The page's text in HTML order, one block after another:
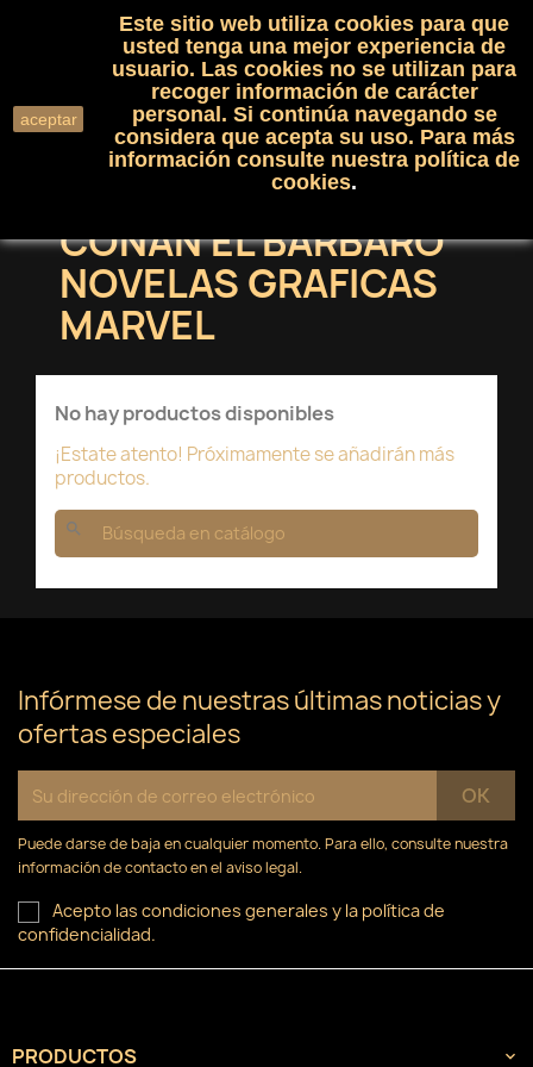
add_circle_outline Crear nueva lista
Crear lista de deseos ×
Cancelar
((modalTitle)) ×
((cancelText))
Iniciar sesión ×
Cancelar
shopping_cart(0)

search
CONAN EL BARBARO
NOVELAS GRAFICAS
MARVEL
No hay productos disponibles
¡Estate atento! Próximamente se añadirán más
productos.
search
Infórmese de nuestras últimas noticias y
ofertas especiales
Puede darse de baja en cualquier momento. Para ello, consulte nuestra
información de contacto en el aviso legal.
Acepto las condiciones generales y la política de
confidencialidad.
PRODUCTOS 
aceptar
Este sitio web utiliza cookies para que
usted tenga una mejor experiencia de
usuario. Las cookies no se utilizan para
recoger información de carácter
personal. Si continúa navegando se
considera que acepta su uso. Para más
información consulte nuestra política de
cookies.